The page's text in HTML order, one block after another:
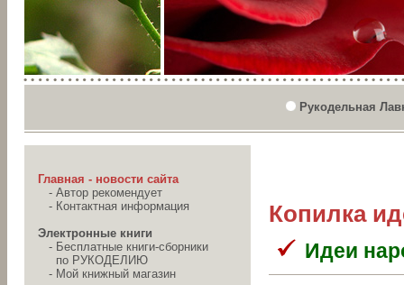
Рукодельная
Главная - новости сайта
- Автор рекомендует
- Контактная информация
Электронные книги
- Бесплатные книги-сборники
по РУКОДЕЛИЮ
- Мой книжный магазин
Копилка
Идеи